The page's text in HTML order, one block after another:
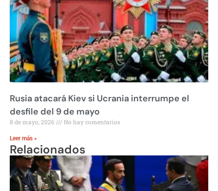
Rusia atacará Kiev si Ucrania interrumpe el
desfile del 9 de mayo
8 de mayo, 2026 No hay comentarios
Leer más »
Relacionados